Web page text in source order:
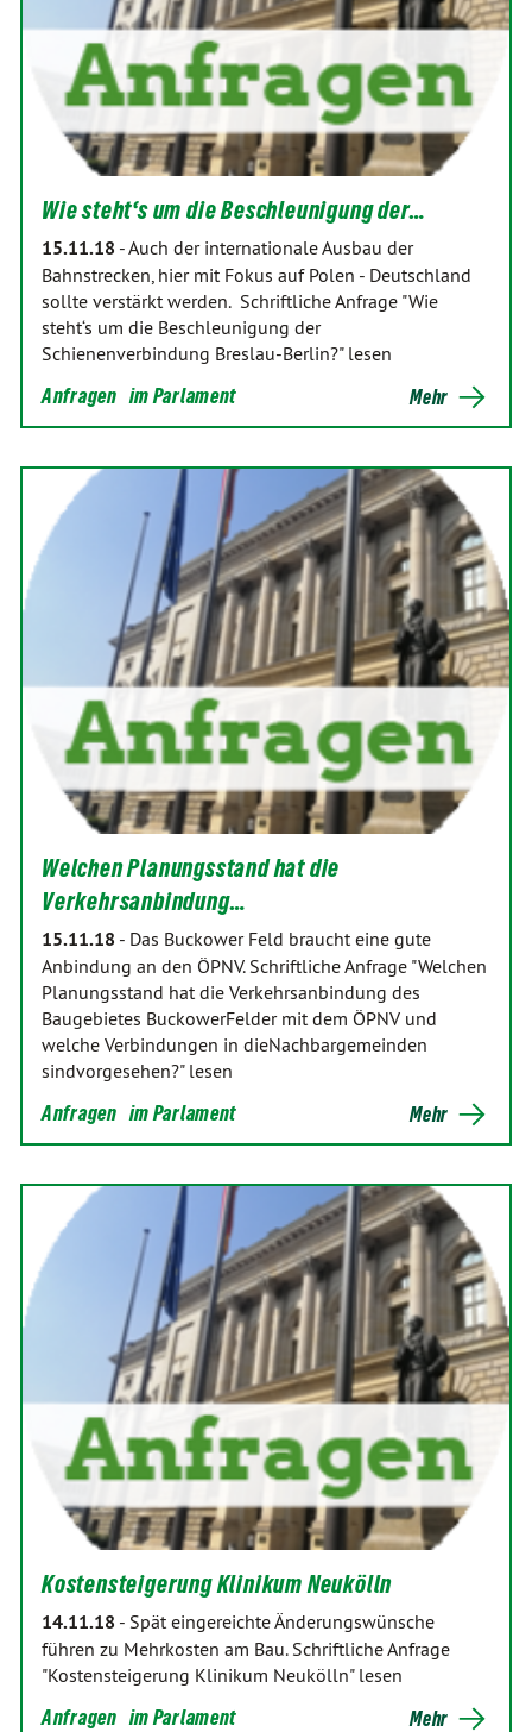
Wie steht‘s um die Beschleunigung der…
15.11.18 -Auch der internationale Ausbau der
Bahnstrecken, hier mit Fokus auf Polen - Deutschland
sollte verstärkt werden. Schriftliche Anfrage "Wie
steht‘s um die Beschleunigung der
Schienenverbindung Breslau-Berlin?" lesen
Anfragen im Parlament Mehr
Welchen Planungsstand hat die
Verkehrsanbindung…
15.11.18 - Das Buckower Feld braucht eine gute
Anbindung an den ÖPNV. Schriftliche Anfrage "Welchen
Planungsstand hat die Verkehrsanbindung des
Baugebietes BuckowerFelder mit dem ÖPNV und
welche Verbindungen in dieNachbargemeinden
sindvorgesehen?" lesen
Anfragen im Parlament Mehr
Kostensteigerung Klinikum Neukölln
14.11.18 - Spät eingereichte Änderungswünsche
führen zu Mehrkosten am Bau. Schriftliche Anfrage
"Kostensteigerung Klinikum Neukölln" lesen
Anfragen im Parlament Mehr